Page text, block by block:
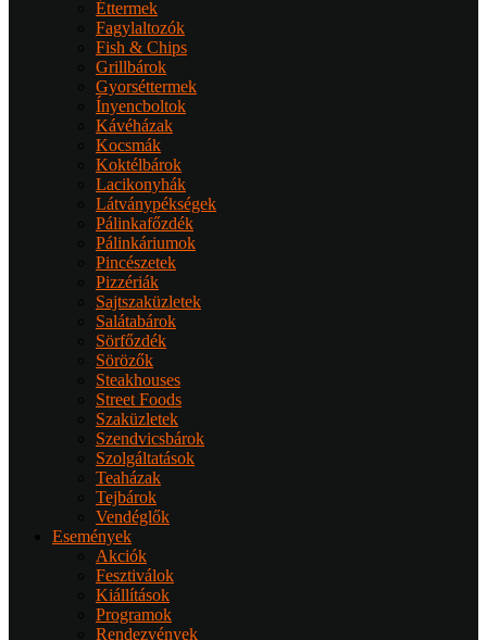
Éttermek
Fagylaltozók
Fish & Chips
Grillbárok
Gyorséttermek
Ínyencboltok
Kávéházak
Kocsmák
Koktélbárok
Lacikonyhák
Látványpékségek
Pálinkafőzdék
Pálinkáriumok
Pincészetek
Pizzériák
Sajtszaküzletek
Salátabárok
Sörfőzdék
Sörözők
Steakhouses
Street Foods
Szaküzletek
Szendvicsbárok
Szolgáltatások
Teaházak
Tejbárok
Vendéglők
Események
Akciók
Fesztiválok
Kiállítások
Programok
Rendezvények